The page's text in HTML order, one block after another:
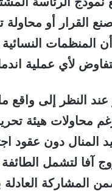
القرار أو
المنظمات
لأي عملية
محاولات هيئة
المنال دون عقود
آفا لتشمل
المشاركة العادلة